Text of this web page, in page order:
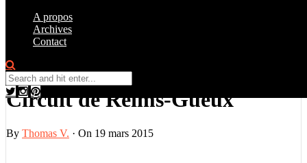
A propos
Archives
Contact
Instantanés
Circuit de Reims-Gueux
By Thomas V. · On 19 mars 2015